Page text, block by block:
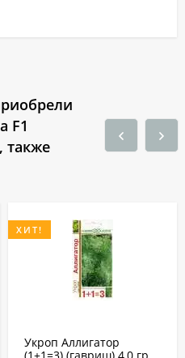
F1
также
ХИТ!
Укроп Аллигатор